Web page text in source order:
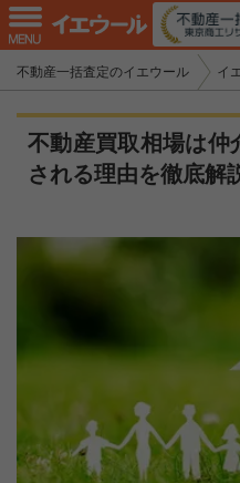
不動産一括査定のイエウール イ
不動産買取相場は仲
される理由を徹底解